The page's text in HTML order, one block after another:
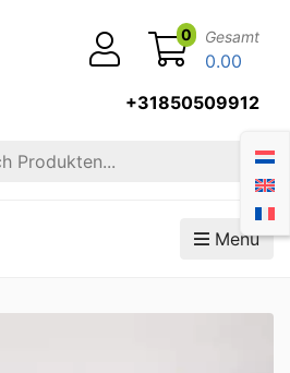
+31850509912
0 Gesamt
0.00
Menü